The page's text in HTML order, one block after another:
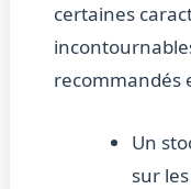
certaines
recommandés
Un
sur